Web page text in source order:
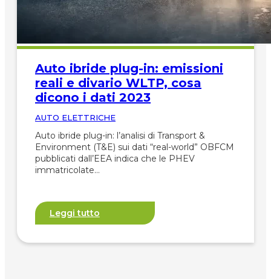
Auto ibride plug-in: emissioni
reali e divario WLTP, cosa
dicono i dati 2023
AUTO ELETTRICHE
Auto ibride plug-in: l’analisi di Transport &
Environment (T&E) sui dati “real-world” OBFCM
pubblicati dall’EEA indica che le PHEV
immatricolate…
Leggi tutto